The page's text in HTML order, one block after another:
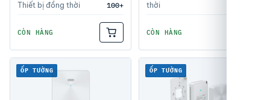
Thiết bị đồng thời 100+
CÒN HÀNG
thời
CÒN HÀNG
ỐP TƯỜNG ỐP TƯỜNG